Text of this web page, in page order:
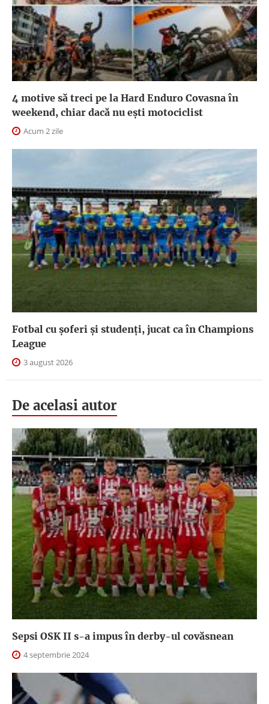
4 motive să treci pe la Hard Enduro Covasna în
weekend, chiar dacă nu ești motociclist
Acum 2 zile
Fotbal cu șoferi și studenți, jucat ca în Champions
League
3 august 2026
De acelasi autor
Sepsi OSK II s-a impus în derby-ul covăsnean
4 septembrie 2024